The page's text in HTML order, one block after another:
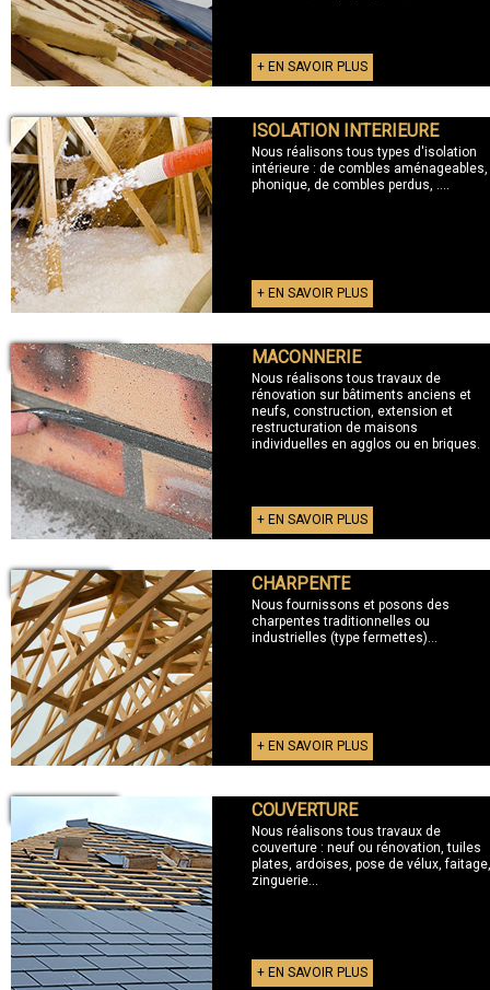
+ EN SAVOIR PLUS
+ ISOLATION INTERIEURE ISOLATION INTERIEURE
Nous réalisons tous types d'isolation
intérieure : de combles aménageables,
phonique, de combles perdus, ....
+ EN SAVOIR PLUS
+ MACONNERIE MACONNERIE
Nous réalisons tous travaux de
rénovation sur bâtiments anciens et
neufs, construction, extension et
restructuration de maisons
individuelles en agglos ou en briques.
+ EN SAVOIR PLUS
+ CHARPENTE CHARPENTE
Nous fournissons et posons des
charpentes traditionnelles ou
industrielles (type fermettes)...
+ EN SAVOIR PLUS
COUVERTURE
Nous réalisons tous travaux de
couverture : neuf ou rénovation, tuiles
plates, ardoises, pose de vélux, faitage,
zinguerie...
+ EN SAVOIR PLUS